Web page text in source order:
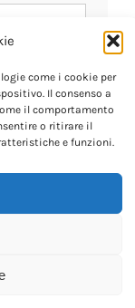
come i cookie per
Il consenso a
il comportamento
o ritirare il
e funzioni.